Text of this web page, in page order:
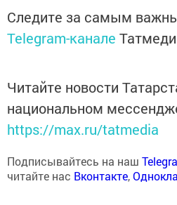
Следите за самым
Telegram-канале
Читайте новости
национальном
https://max.ru/tatmedia
Подписывайтесь на наш
читайте нас Вконтакте,